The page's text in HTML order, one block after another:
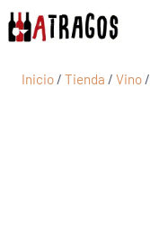
Inicio / Tienda / Vino /